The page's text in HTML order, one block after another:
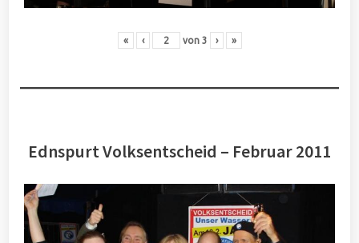
« ‹ von 3 › »
Ednspurt Volksentscheid – Februar 2011